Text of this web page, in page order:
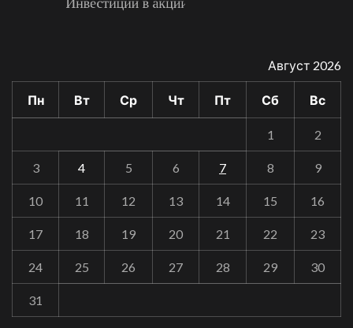
Август 2026
Пн Вт Ср Чт Пт Сб Вс
1 2
3 4 5 6 7 8 9
10 11 12 13 14 15 16
17 18 19 20 21 22 23
24 25 26 27 28 29 30
31